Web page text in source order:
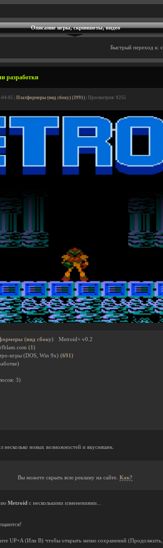
Описание игры, скриншоты, видео
Быстрый переход к:
разработки
04-05 | Платформеры (вид сбоку) (3991) | Просмотров: 9255
(вид сбоку)
Metroid+ v0.2
(1)
игры (DOS, Win 9x) (691)
3)
несколько новых возможностей и вкусняшек.
Вы можете скрыть всю рекламу на сайте. Как?
Metroid с несколькими изменениями...
UP+A (Или B) чтобы открыть меню сохранений